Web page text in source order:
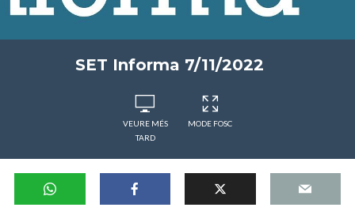
SET Informa 7/11/2022
VEURE MÉS
TARD
MODE FOSC